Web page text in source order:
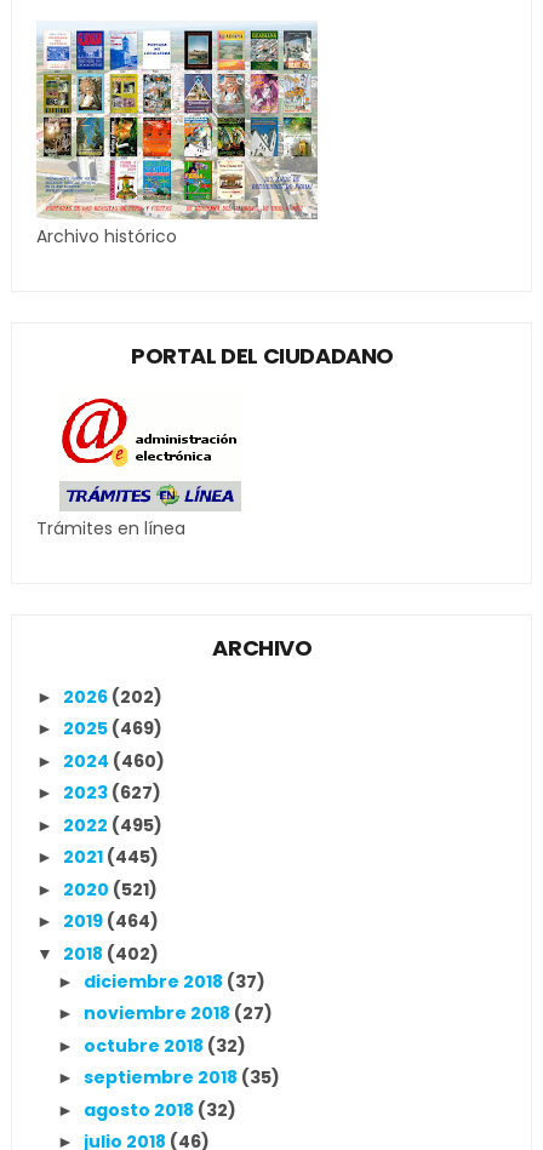
Archivo histórico
PORTAL DEL CIUDADANO
Trámites en línea
ARCHIVO
► 2026 (202)
► 2025 (469)
► 2024 (460)
► 2023 (627)
► 2022 (495)
► 2021 (445)
► 2020 (521)
► 2019 (464)
▼ 2018 (402)
► diciembre 2018 (37)
► noviembre 2018 (27)
► octubre 2018 (32)
► septiembre 2018 (35)
► agosto 2018 (32)
► julio 2018 (46)